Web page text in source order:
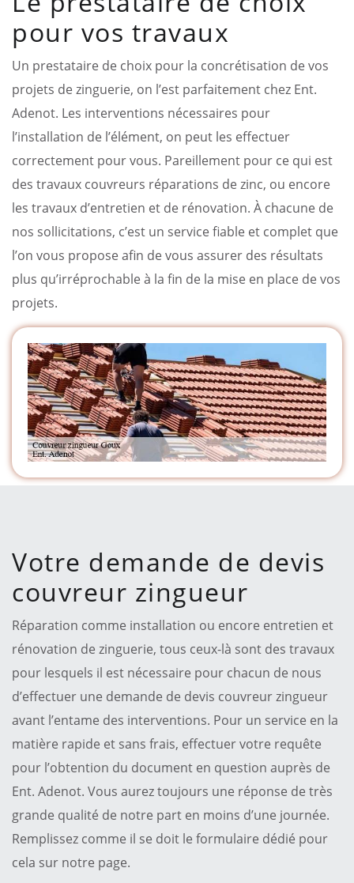
pour vos travaux
Un prestataire de choix pour la concrétisation de vos
projets de zinguerie, on l’est parfaitement chez Ent.
Adenot. Les interventions nécessaires pour
l’installation de l’élément, on peut les effectuer
correctement pour vous. Pareillement pour ce qui est
des travaux couvreurs réparations de zinc, ou encore
les travaux d’entretien et de rénovation. À chacune de
nos sollicitations, c’est un service fiable et complet que
l’on vous propose afin de vous assurer des résultats
plus qu’irréprochable à la fin de la mise en place de vos
projets.
Votre demande de devis
couvreur zingueur
Réparation comme installation ou encore entretien et
rénovation de zinguerie, tous ceux-là sont des travaux
pour lesquels il est nécessaire pour chacun de nous
d’effectuer une demande de devis couvreur zingueur
avant l’entame des interventions. Pour un service en la
matière rapide et sans frais, effectuer votre requête
pour l’obtention du document en question auprès de
Ent. Adenot. Vous aurez toujours une réponse de très
grande qualité de notre part en moins d’une journée.
Remplissez comme il se doit le formulaire dédié pour
cela sur notre page.